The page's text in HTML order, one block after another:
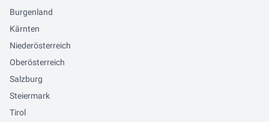
Burgenland
Kärnten
Niederösterreich
Oberösterreich
Salzburg
Steiermark
Tirol